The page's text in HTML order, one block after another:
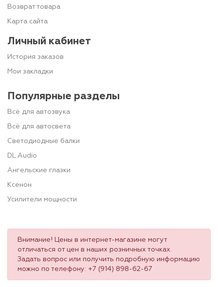
Возврат товара
Карта сайта
Личный кабинет
История заказов
Мои закладки
Популярные разделы
Всё для автозвука
Всё для автосвета
Светодиодные балки
DL Audio
Ангельские глазки
Ксенон
Усилители мощности
Внимание! Цены в интернет-магазине могут
отличаться от цен в наших розничных точках.
Задать вопрос или получить подробную информацию
можно по телефону: +7 (914) 898-62-67